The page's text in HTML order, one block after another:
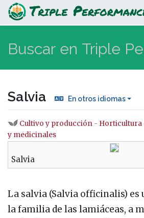
Salvia
Salvia En otros idiomas
Saltar a:navegación, buscar
Cultivo y producción - Horticultura
y medicinales
Salvia
La salvia (Salvia officinalis) es
la familia de las lamiáceas, a